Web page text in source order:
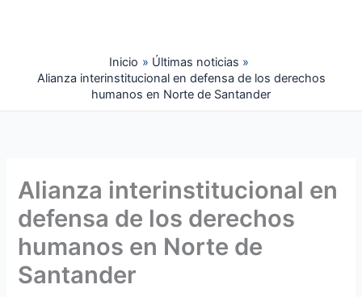
Inicio
Últimas noticias
Alianza interinstitucional en defensa de los derechos
humanos en Norte de Santander
Alianza interinstitucional en
defensa de los derechos
humanos en Norte de
Santander